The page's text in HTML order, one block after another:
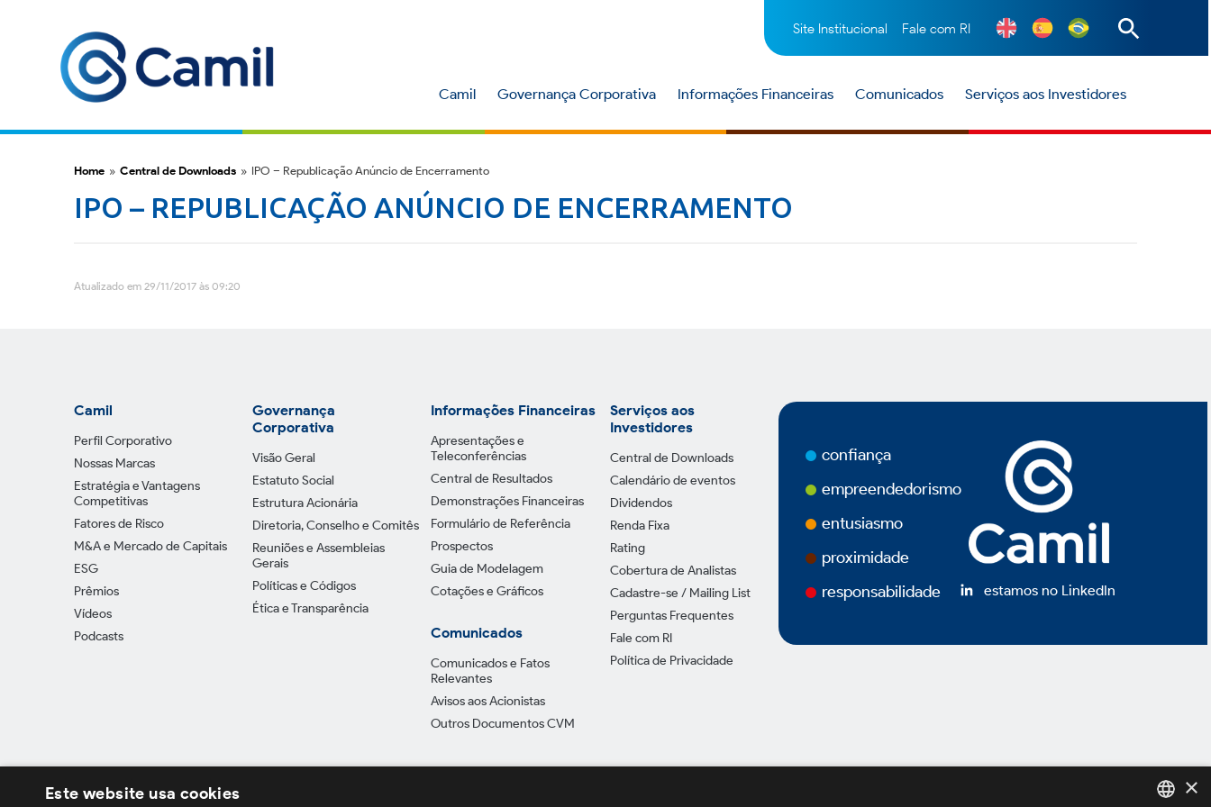
Site Institucional Fale com RI
Camil Governança Corporativa Informações Financeiras Comunicados Serviços aos Investidores
Home » Central de Downloads » IPO – Republicação Anúncio de Encerramento
IPO – REPUBLICAÇÃO ANÚNCIO DE ENCERRAMENTO
Atualizado em 29/11/2017 às 09:20
Camil
Perfil Corporativo
Nossas Marcas
Estratégia e Vantagens
Competitivas
Fatores de Risco
M&A e Mercado de Capitais
ESG
Prêmios
Vídeos
Podcasts
Governança
Corporativa
Visão Geral
Estatuto Social
Estrutura Acionária
Diretoria, Conselho e Comitês
Reuniões e Assembleias
Gerais
Políticas e Códigos
Ética e Transparência
Informações Financeiras
Apresentações e
Teleconferências
Central de Resultados
Demonstrações Financeiras
Formulário de Referência
Prospectos
Guia de Modelagem
Cotações e Gráficos
Comunicados
Comunicados e Fatos
Relevantes
Avisos aos Acionistas
Outros Documentos CVM
Serviços aos
Investidores
Central de Downloads
Calendário de eventos
Dividendos
Renda Fixa
Rating
Cobertura de Analistas
Cadastre-se / Mailing List
Perguntas Frequentes
Fale com RI
Política de Privacidade
confiança
empreendedorismo
entusiasmo
proximidade
responsabilidade
estamos no LinkedIn
×
Este website usa cookies